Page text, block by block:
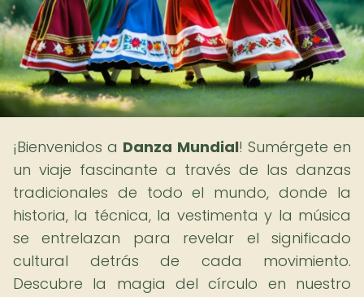
¡Bienvenidos a Danza Mundial! Sumérgete en
un viaje fascinante a través de las danzas
tradicionales de todo el mundo, donde la
historia, la técnica, la vestimenta y la música
se entrelazan para revelar el significado
cultural detrás de cada movimiento.
Descubre la magia del círculo en nuestro